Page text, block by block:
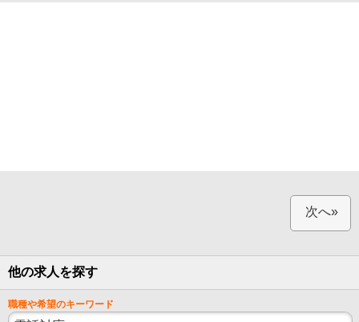
次へ»
他の求人を探す
職種や希望のキーワード